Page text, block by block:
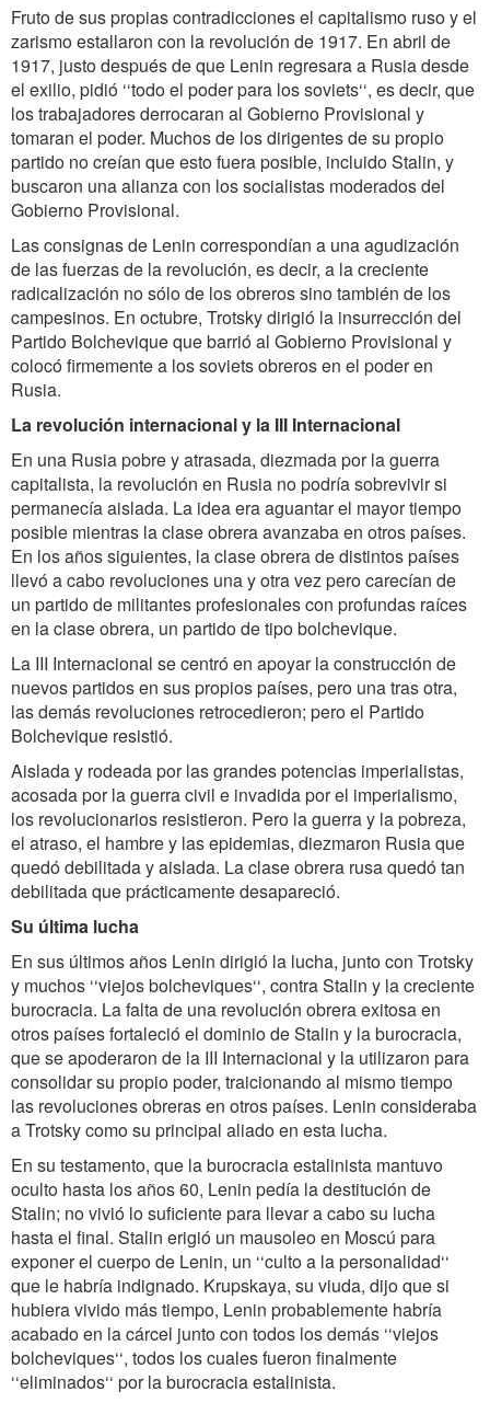
Fruto de sus propias contradicciones el capitalismo ruso y el
zarismo estallaron con la revolución de 1917. En abril de
1917, justo después de que Lenin regresara a Rusia desde
el exilio, pidió ‘‘todo el poder para los soviets‘‘, es decir, que
los trabajadores derrocaran al Gobierno Provisional y
tomaran el poder. Muchos de los dirigentes de su propio
partido no creían que esto fuera posible, incluido Stalin, y
buscaron una alianza con los socialistas moderados del
Gobierno Provisional.
Las consignas de Lenin correspondían a una agudización
de las fuerzas de la revolución, es decir, a la creciente
radicalización no sólo de los obreros sino también de los
campesinos. En octubre, Trotsky dirigió la insurrección del
Partido Bolchevique que barrió al Gobierno Provisional y
colocó firmemente a los soviets obreros en el poder en
Rusia.
La revolución internacional y la III Internacional
En una Rusia pobre y atrasada, diezmada por la guerra
capitalista, la revolución en Rusia no podría sobrevivir si
permanecía aislada. La idea era aguantar el mayor tiempo
posible mientras la clase obrera avanzaba en otros países.
En los años siguientes, la clase obrera de distintos países
llevó a cabo revoluciones una y otra vez pero carecían de
un partido de militantes profesionales con profundas raíces
en la clase obrera, un partido de tipo bolchevique.
La III Internacional se centró en apoyar la construcción de
nuevos partidos en sus propios países, pero una tras otra,
las demás revoluciones retrocedieron; pero el Partido
Bolchevique resistió.
Aislada y rodeada por las grandes potencias imperialistas,
acosada por la guerra civil e invadida por el imperialismo,
los revolucionarios resistieron. Pero la guerra y la pobreza,
el atraso, el hambre y las epidemias, diezmaron Rusia que
quedó debilitada y aislada. La clase obrera rusa quedó tan
debilitada que prácticamente desapareció.
Su última lucha
En sus últimos años Lenin dirigió la lucha, junto con Trotsky
y muchos ‘‘viejos bolcheviques‘‘, contra Stalin y la creciente
burocracia. La falta de una revolución obrera exitosa en
otros países fortaleció el dominio de Stalin y la burocracia,
que se apoderaron de la III Internacional y la utilizaron para
consolidar su propio poder, traicionando al mismo tiempo
las revoluciones obreras en otros países. Lenin consideraba
a Trotsky como su principal aliado en esta lucha.
En su testamento, que la burocracia estalinista mantuvo
oculto hasta los años 60, Lenin pedía la destitución de
Stalin; no vivió lo suficiente para llevar a cabo su lucha
hasta el final. Stalin erigió un mausoleo en Moscú para
exponer el cuerpo de Lenin, un ‘‘culto a la personalidad‘‘
que le habría indignado. Krupskaya, su viuda, dijo que si
hubiera vivido más tiempo, Lenin probablemente habría
acabado en la cárcel junto con todos los demás ‘‘viejos
bolcheviques‘‘, todos los cuales fueron finalmente
‘‘eliminados‘‘ por la burocracia estalinista.